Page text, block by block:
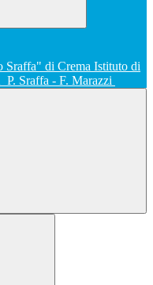
Istituto di
P. Sraffa - F. Marazzi